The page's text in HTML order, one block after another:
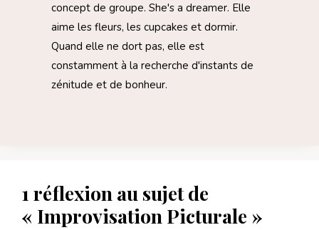
concept de groupe. She's a dreamer. Elle
aime les fleurs, les cupcakes et dormir.
Quand elle ne dort pas, elle est
constamment à la recherche d'instants de
zénitude et de bonheur.
1 réflexion au sujet de
« Improvisation Picturale »